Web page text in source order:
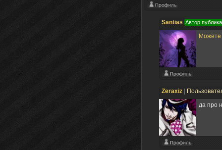
Santias Автор
Можете
Zeraxiz
да про